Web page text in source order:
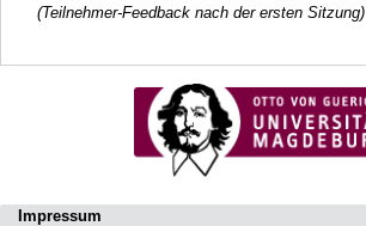
(Teilnehmer-Feedback nach der ersten Sitzung)
Impressum